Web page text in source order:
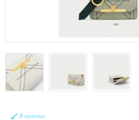
В наличии